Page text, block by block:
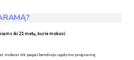
iki 21 metų, kurie mokosi:
mokosi tik pagal bendrojo ugdymo programą;